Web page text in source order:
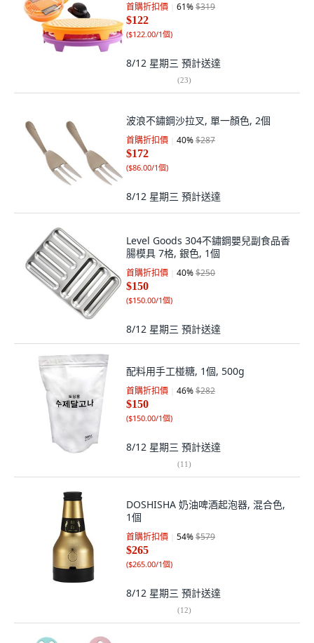
首購折扣價 61%$319
$122
($122.00/1個)
8/12 星期三 預計送達
(23)
波浪不鏽鋼沙拉叉, 單一顏色, 2個
首購折扣價 40%$287
$172
($86.00/1個)
8/12 星期三 預計送達
Level Goods 304不鏽鋼嬰兒副食品香
腸模具 7格, 銀色, 1個
首購折扣價 40%$250
$150
($150.00/1個)
8/12 星期三 預計送達
配料用手工椪糖, 1個, 500g
首購折扣價 46%$282
$150
($150.00/1個)
8/12 星期三 預計送達
(11)
DOSHISHA 奶油啤酒起泡器, 混合色,
1個
首購折扣價 54%$579
$265
($265.00/1個)
8/12 星期三 預計送達
(12)